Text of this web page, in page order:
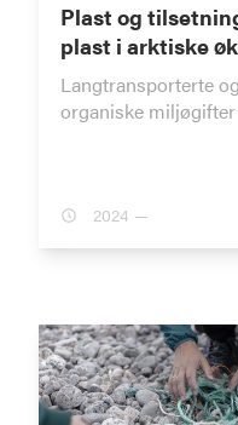
Plast og
plast i arktiske
Langtransporterte
organiske
2024 —